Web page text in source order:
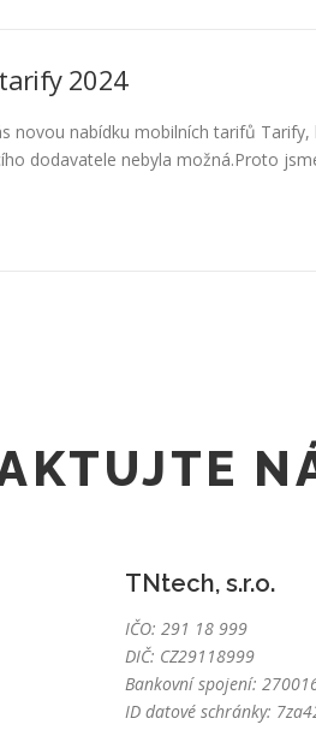
2024
novou nabídku mobilních tarifů
dodavatele nebyla možná.Proto
TNtech, s.r.o.
IČO: 291 18 999
DIČ: CZ29118999
Bankovní spojení:
ID datové schránky: